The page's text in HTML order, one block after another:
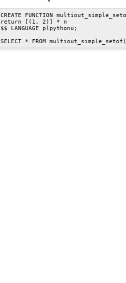
CREATE FUNCTION
return [(1, 2)] * n
$$ LANGUAGE plpythonu;